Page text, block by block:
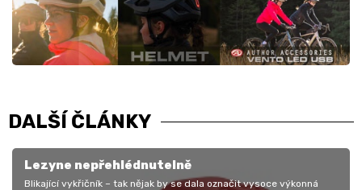
DALŠÍ ČLÁNKY
Lezyne nepřehlédnutelně
Blikající vykřičník – tak nějak by se dala označit vysoce výkonná